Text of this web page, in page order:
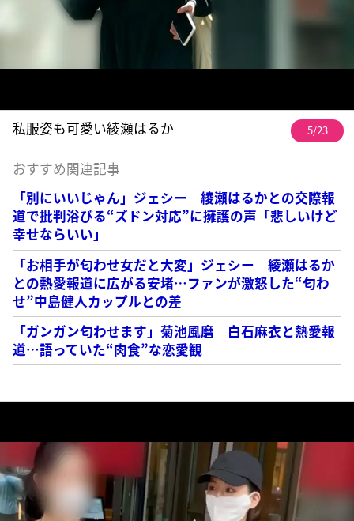
私服姿も可愛い綾瀬はるか 5/23
おすすめ関連記事
「別にいいじゃん」ジェシー 綾瀬はるかとの交際報
道で批判浴びる“ズドン対応”に擁護の声「悲しいけど
幸せならいい」
「お相手が匂わせ女だと大変」ジェシー 綾瀬はるか
との熱愛報道に広がる安堵…ファンが激怒した“匂わ
せ”中島健人カップルとの差
「ガンガン匂わせます」菊池風磨 白石麻衣と熱愛報
道…語っていた“肉食”な恋愛観